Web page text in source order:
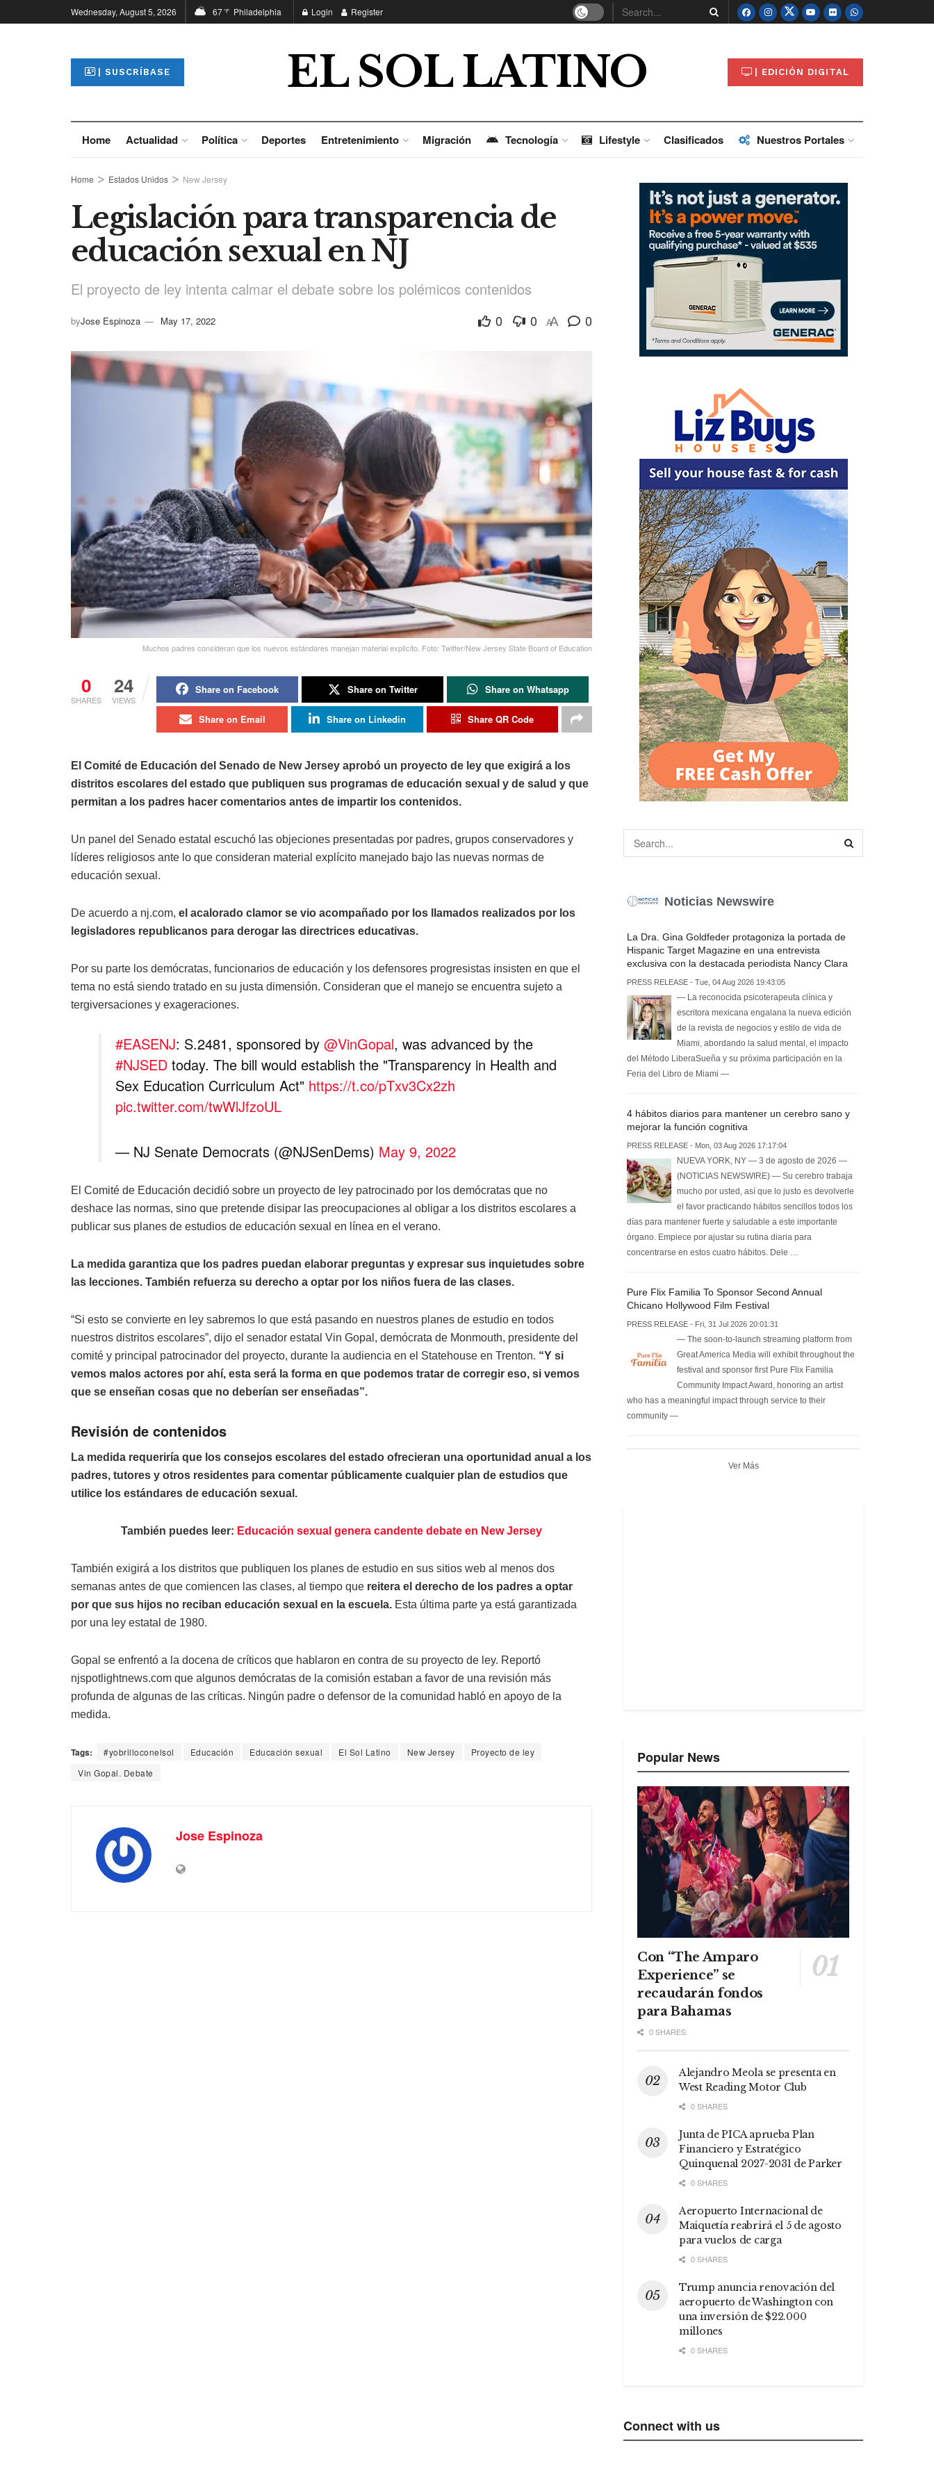
Wednesday, August 5, 2026 67°F Philadelphia Login Register
| SUSCRÍBASE EL SOL LATINO | EDICIÓN DIGITAL
Home Actualidad Política Deportes Entretenimiento Migración Tecnología Lifestyle Clasificados Nuestros Portales
Home Estados Unidos New Jersey
Legislación para transparencia de
educación sexual en NJ
El proyecto de ley intenta calmar el debate sobre los polémicos contenidos
byJose Espinoza May 17, 2022 0 0 AA 0
Muchos padres consideran que los nuevos estándares manejan material explícito. Foto: Twitter/New Jersey State Board of Education
0
SHARES
24
VIEWS
Share on Facebook Share on Twitter Share on Whatsapp
Share on Email Share on Linkedin Share QR Code
El Comité de Educación del Senado de New Jersey aprobó un proyecto de ley que exigirá a los
distritos escolares del estado que publiquen sus programas de educación sexual y de salud y que
permitan a los padres hacer comentarios antes de impartir los contenidos.
Un panel del Senado estatal escuchó las objeciones presentadas por padres, grupos conservadores y
líderes religiosos ante lo que consideran material explícito manejado bajo las nuevas normas de
educación sexual.
De acuerdo a nj.com, el acalorado clamor se vio acompañado por los llamados realizados por los
legisladores republicanos para derogar las directrices educativas.
Por su parte los demócratas, funcionarios de educación y los defensores progresistas insisten en que el
tema no está siendo tratado en su justa dimensión. Consideran que el manejo se encuentra sujeto a
tergiversaciones y exageraciones.
#EASENJ: S.2481, sponsored by @VinGopal, was advanced by the
#NJSED today. The bill would establish the "Transparency in Health and
Sex Education Curriculum Act" https://t.co/pTxv3Cx2zh
pic.twitter.com/twWlJfzoUL
— NJ Senate Democrats (@NJSenDems) May 9, 2022
El Comité de Educación decidió sobre un proyecto de ley patrocinado por los demócratas que no
deshace las normas, sino que pretende disipar las preocupaciones al obligar a los distritos escolares a
publicar sus planes de estudios de educación sexual en línea en el verano.
La medida garantiza que los padres puedan elaborar preguntas y expresar sus inquietudes sobre
las lecciones. También refuerza su derecho a optar por los niños fuera de las clases.
“Si esto se convierte en ley sabremos lo que está pasando en nuestros planes de estudio en todos
nuestros distritos escolares”, dijo el senador estatal Vin Gopal, demócrata de Monmouth, presidente del
comité y principal patrocinador del proyecto, durante la audiencia en el Statehouse en Trenton. “Y si
vemos malos actores por ahí, esta será la forma en que podemos tratar de corregir eso, si vemos
que se enseñan cosas que no deberían ser enseñadas”.
Revisión de contenidos
La medida requeriría que los consejos escolares del estado ofrecieran una oportunidad anual a los
padres, tutores y otros residentes para comentar públicamente cualquier plan de estudios que
utilice los estándares de educación sexual.
También puedes leer: Educación sexual genera candente debate en New Jersey
También exigirá a los distritos que publiquen los planes de estudio en sus sitios web al menos dos
semanas antes de que comiencen las clases, al tiempo que reitera el derecho de los padres a optar
por que sus hijos no reciban educación sexual en la escuela. Esta última parte ya está garantizada
por una ley estatal de 1980.
Gopal se enfrentó a la docena de críticos que hablaron en contra de su proyecto de ley. Reportó
njspotlightnews.com que algunos demócratas de la comisión estaban a favor de una revisión más
profunda de algunas de las críticas. Ningún padre o defensor de la comunidad habló en apoyo de la
medida.
Tags: #yobrilloconelsol Educación Educación sexual El Sol Latino New Jersey
Proyecto de ley
Vin Gopal. Debate
Jose Espinoza
Noticias Newswire
La Dra. Gina Goldfeder protagoniza la portada de
Hispanic Target Magazine en una entrevista
exclusiva con la destacada periodista Nancy Clara
PRESS RELEASE - Tue, 04 Aug 2026 19:43:05
— La reconocida psicoterapeuta clínica y
escritora mexicana engalana la nueva edición
de la revista de negocios y estilo de vida de
Miami, abordando la salud mental, el impacto
del Método LiberaSueña y su próxima participación en la
Feria del Libro de Miami —
4 hábitos diarios para mantener un cerebro sano y
mejorar la función cognitiva
PRESS RELEASE - Mon, 03 Aug 2026 17:17:04
NUEVA YORK, NY — 3 de agosto de 2026 —
(NOTICIAS NEWSWIRE) — Su cerebro trabaja
mucho por usted, así que lo justo es devolverle
el favor practicando hábitos sencillos todos los
días para mantener fuerte y saludable a este importante
órgano. Empiece por ajustar su rutina diaria para
concentrarse en estos cuatro hábitos. Dele …
Pure Flix Familia To Sponsor Second Annual
Chicano Hollywood Film Festival
PRESS RELEASE - Fri, 31 Jul 2026 20:01:31
— The soon-to-launch streaming platform from
Great America Media will exhibit throughout the
festival and sponsor first Pure Flix Familia
Community Impact Award, honoring an artist
who has a meaningful impact through service to their
community —
Ver Más
Popular News
Con “The Amparo
Experience” se
recaudarán fondos
para Bahamas
0 SHARES
Alejandro Meola se presenta en
West Reading Motor Club
0 SHARES
Junta de PICA aprueba Plan
Financiero y Estratégico
Quinquenal 2027-2031 de Parker
0 SHARES
Aeropuerto Internacional de
Maiquetía reabrirá el 5 de agosto
para vuelos de carga
0 SHARES
Trump anuncia renovación del
aeropuerto de Washington con
una inversión de $22.000
millones
0 SHARES
Connect with us